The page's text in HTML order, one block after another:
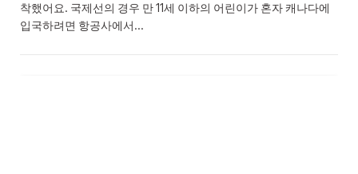
착했어요. 국제선의 경우 만 11세 이하의 어린이가 혼자 캐나다에
입국하려면 항공사에서…